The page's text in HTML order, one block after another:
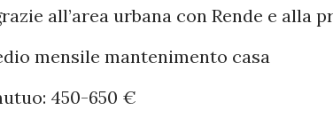
all’area urbana con Rende e alla
mensile mantenimento casa
450-650 €